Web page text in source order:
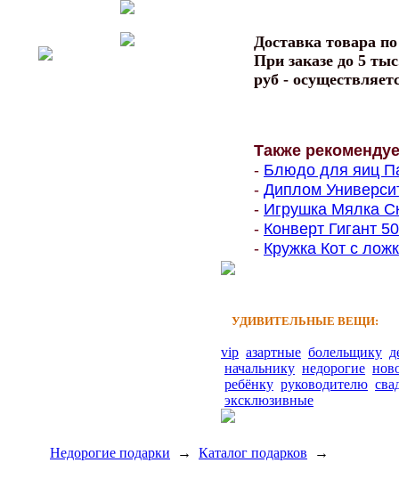
Доставка товара
При заказе до 5
руб -
Также
- Блюдо для яиц
- Диплом
- Игрушка Мялка
- Конверт Гигант
- Кружка Кот с
УДИВИТЕЛЬНЫЕ ВЕЩИ:
vip азартные болельщику
начальнику недорогие
ребёнку руководителю
эксклюзивные
Недорогие подарки → Каталог подарков →